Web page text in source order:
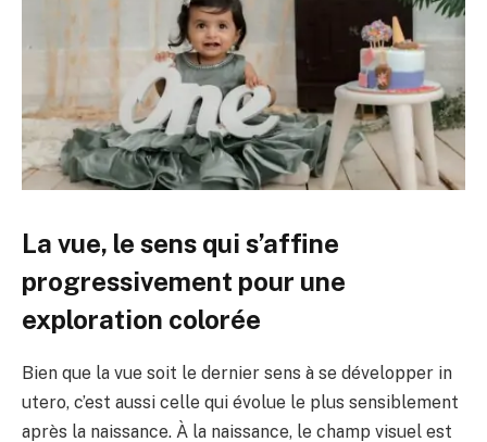
La vue, le sens qui s’affine
progressivement pour une
exploration colorée
Bien que la vue soit le dernier sens à se développer in
utero, c’est aussi celle qui évolue le plus sensiblement
après la naissance. À la naissance, le champ visuel est